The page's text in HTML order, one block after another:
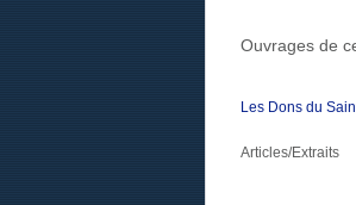
Ouvrages de
Les Dons du
Articles/Extraits